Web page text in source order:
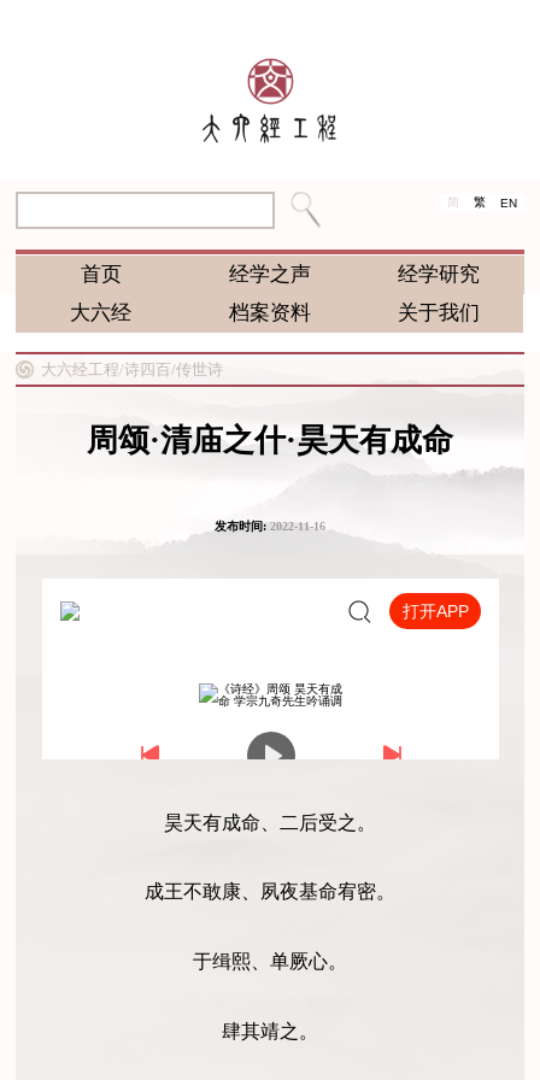
简 繁 EN
首页 经学之声
经学研究
大六经
档案资料 关于我们
大六经工程/诗四百/传世诗
周颂·清庙之什·昊天有成命
发布时间:2022-11-16
昊天有成命、二后受之。
成王不敢康、夙夜基命宥密。
于缉熙、单厥心。
肆其靖之。